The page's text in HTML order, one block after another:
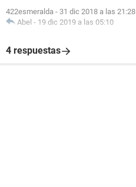
422esmeralda - 31 dic 2018 a las 21:28
Abel - 19 dic 2019 a las 05:10
4 respuestas